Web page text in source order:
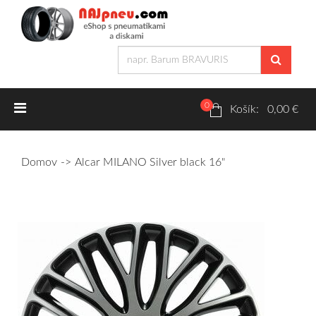
Letné pneumatiky
Zimné pneumatiky
Osobné/crossover + malé úžitkové
SUV/crossover + OFFRoad-ové
0 Košík: 0,00 €
Domov Alcar MILANO Silver black 16"